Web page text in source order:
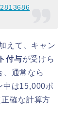
えて、キャン
付与が受けら
通常なら
中は15,000ポ
確な計算方